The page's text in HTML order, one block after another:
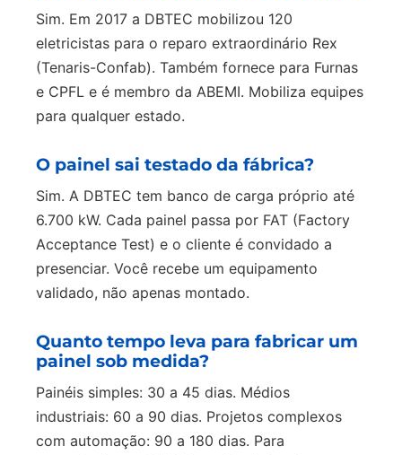
Sim. Em 2017 a DBTEC mobilizou 120
eletricistas para o reparo extraordinário Rex
(Tenaris-Confab). Também fornece para Furnas
e CPFL e é membro da ABEMI. Mobiliza equipes
para qualquer estado.
O painel sai testado da fábrica?
Sim. A DBTEC tem banco de carga próprio até
6.700 kW. Cada painel passa por FAT (Factory
Acceptance Test) e o cliente é convidado a
presenciar. Você recebe um equipamento
validado, não apenas montado.
Quanto tempo leva para fabricar um
painel sob medida?
Painéis simples: 30 a 45 dias. Médios
industriais: 60 a 90 dias. Projetos complexos
com automação: 90 a 180 dias. Para